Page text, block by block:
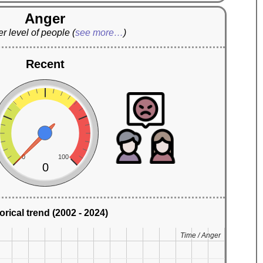
Anger
level of people(see more…)
Recent
0 100
0
trend (2002 - 2024)
Time / Anger
Time / Anger